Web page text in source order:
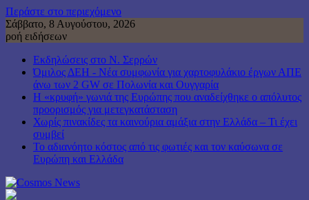
Περάστε στο περιεχόμενο
Σάββατο, 8 Αυγούστου, 2026
ροή ειδήσεων
Εκδηλώσεις στο Ν. Σερρών
Όμιλος ΔΕΗ - Νέα συμφωνία για χαρτοφυλάκιο έργων ΑΠΕ
άνω των 2 GW σε Πολωνία και Ουγγαρία
Η «κρυφή» γωνιά της Ευρώπης που αναδείχθηκε ο απόλυτος
προορισμός για μετεγκατάσταση
Χωρίς πινακίδες τα καινούρια αμάξια στην Ελλάδα – Τι έχει
συμβεί
Το αδιανόητο κόστος από τις φωτιές και τον καύσωνα σε
Ευρώπη και Ελλάδα